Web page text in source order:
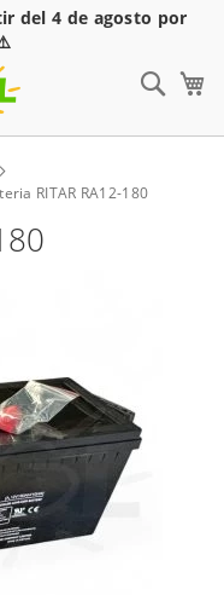
del 4 de agosto por
RITAR RA12-180